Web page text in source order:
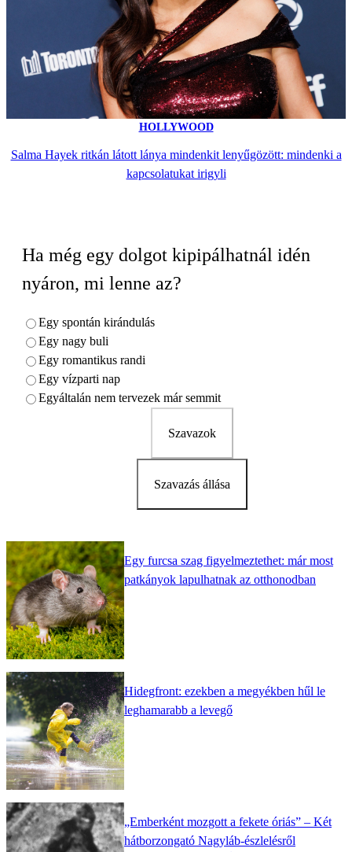
HOLLYWOOD
Salma Hayek ritkán látott lánya mindenkit lenyűgözött: mindenki a
kapcsolatukat irigyli
Ha még egy dolgot kipipálhatnál idén
nyáron, mi lenne az?
Egy spontán kirándulás
Egy nagy buli
Egy romantikus randi
Egy vízparti nap
Egyáltalán nem tervezek már semmit
Szavazok
Szavazás állása
Egy furcsa szag figyelmeztethet: már most
patkányok lapulhatnak az otthonodban
Hidegfront: ezekben a megyékben hűl le
leghamarabb a levegő
„Emberként mozgott a fekete óriás” – Két
hátborzongató Nagyláb-észlelésről